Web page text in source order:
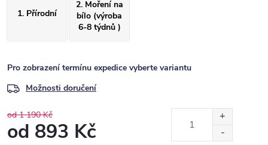
1. Přírodní
2. Moření na
bílo (výroba
6-8 týdnů )
Pro zobrazení termínu expedice vyberte variantu
Možnosti doručení
od 1 190 Kč
od 893 Kč